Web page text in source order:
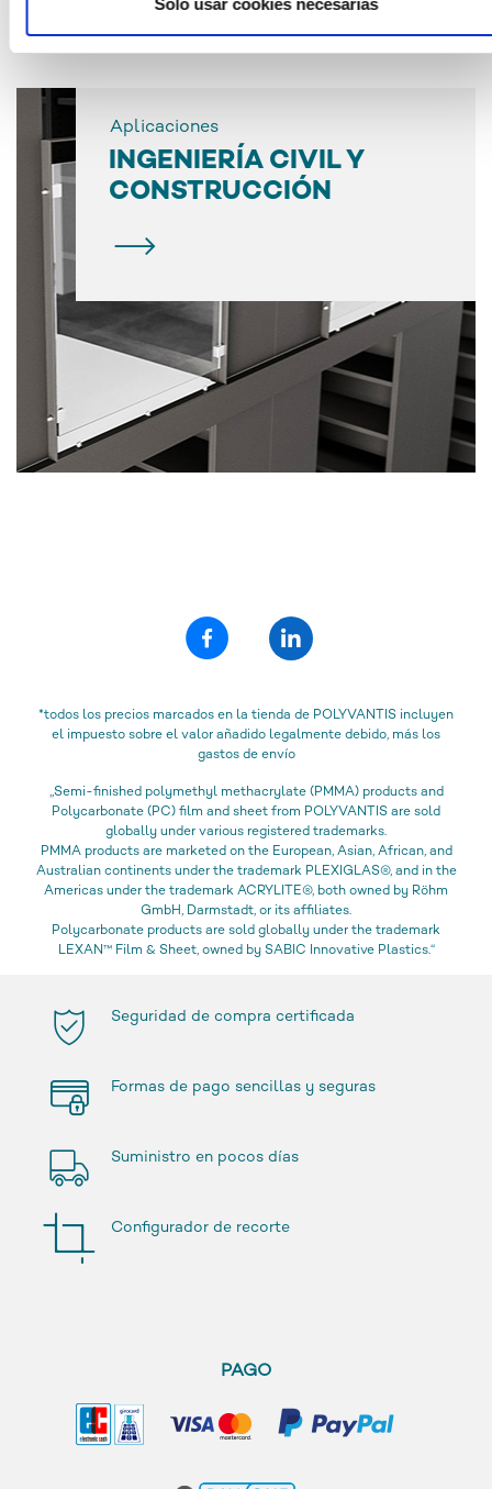
Aplicaciones
INGENIERÍA CIVIL Y
CONSTRUCCIÓN
*todos los precios marcados en la tienda de POLYVANTIS incluyen
el impuesto sobre el valor añadido legalmente debido, más los
gastos de envío
„Semi-finished polymethyl methacrylate (PMMA) products and
Polycarbonate (PC) film and sheet from POLYVANTIS are sold
globally under various registered trademarks.
PMMA products are marketed on the European, Asian, African, and
Australian continents under the trademark PLEXIGLAS®, and in the
Americas under the trademark ACRYLITE®, both owned by Röhm
GmbH, Darmstadt, or its affiliates.
Polycarbonate products are sold globally under the trademark
LEXAN™ Film & Sheet, owned by SABIC Innovative Plastics.“
Seguridad de compra certificada
Formas de pago sencillas y seguras
Suministro en pocos días
Configurador de recorte
PAGO